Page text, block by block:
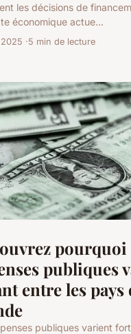
les décisions de
économique actue...
5 min de lecture
pourquoi
publiques
entre les pays
publiques varient